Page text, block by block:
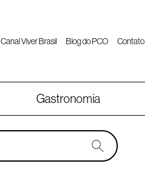
Canal Viver Brasil Blog do PCO Contato
Gastronomia